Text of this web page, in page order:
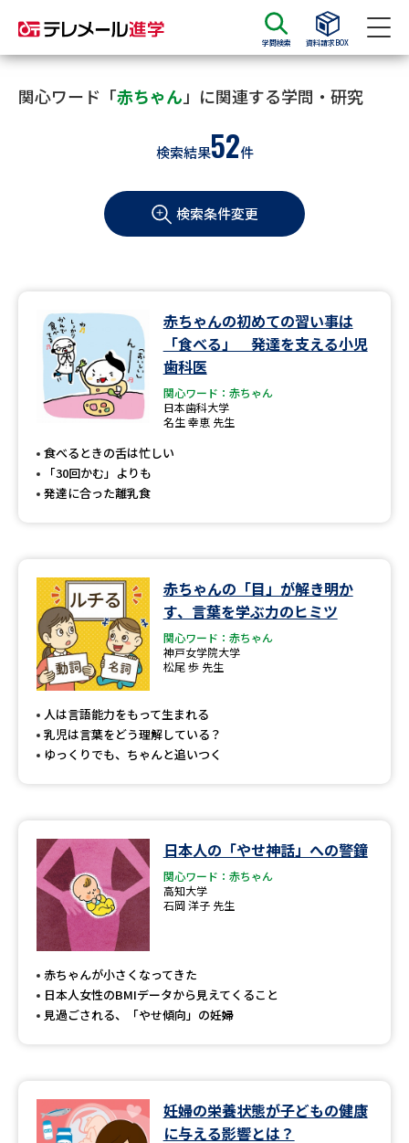
学問検索 資料請求BOX
資料請求 資料検索
大学・短大の資料種類から請求
学部・学科パンフ
過去問題集
大学・短大以外の資料から請求
専門学校の資料請求 大学院の資料請求
留学・進学関連、塾・予備校
大学入学共通テスト「受験上の
高等学校（情報）教員資格認定
大学研究
大学で学べる内容や特徴を調べる
データサイエンス特集 奨学金・特待生制度特集
デジタルパンフレット 進路の３択
新学年スタート号特集ページ
（高3生用）
SELFBRAND特集ページ
オープンキャンパス検索 実施プログラムから探す
関心ワード「赤ちゃん 」に関連する学問・研究
検索結果52件
検索条件変更
赤ちゃんの初めての習い事は
「食べる」 発達を支える小児
歯科医
関心ワード：赤ちゃん
日本歯科大学
名生 幸恵 先生
食べるときの舌は忙しい
「30回かむ」よりも
発達に合った離乳食
赤ちゃんの「目」が解き明か
す、言葉を学ぶ力のヒミツ
関心ワード：赤ちゃん
神戸女学院大学
松尾 歩 先生
人は言語能力をもって生まれる
乳児は言葉をどう理解している？
ゆっくりでも、ちゃんと追いつく
日本人の「やせ神話」への警鐘
関心ワード：赤ちゃん
高知大学
石岡 洋子 先生
赤ちゃんが小さくなってきた
日本人女性のBMIデータから見えてくること
見過ごされる、「やせ傾向」の妊婦
妊婦の栄養状態が子どもの健康
に与える影響とは？